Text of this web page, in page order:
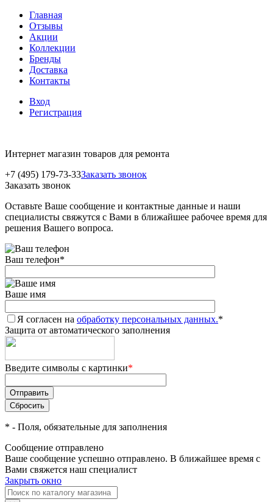
Главная
Отзывы
Акции
Коллекции
Бренды
Доставка
Контакты
Вход
Регистрация
Интернет магазин товаров для ремонта
+7 (495) 179-73-33Заказать звонок
Заказать звонок
Оставьте Ваше сообщение и контактные данные и наши
специалисты свяжутся с Вами в ближайшее рабочее время для
решения Вашего вопроса.
Ваш телефон*
Ваше имя
Я согласен на обработку персональных данных.*
Защита от автоматического заполнения
Введите символы с картинки*
* - Поля, обязательные для заполнения
Сообщение отправлено
Ваше сообщение успешно отправлено. В ближайшее время с
Вами свяжется наш специалист
Закрыть окно